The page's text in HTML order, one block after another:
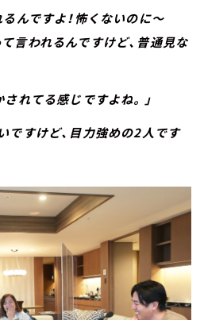
るんですよ！怖くないのに～
われるんですけど、普通見な
されてる感じですよね。」
ですけど、目力強めの2人です